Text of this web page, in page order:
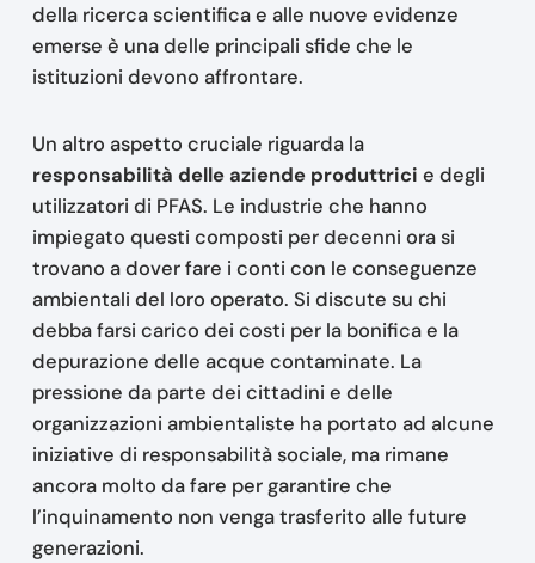
della ricerca scientifica e alle nuove evidenze
emerse è una delle principali sfide che le
istituzioni devono affrontare.
Un altro aspetto cruciale riguarda la
responsabilità delle aziende produttrici e degli
utilizzatori di PFAS. Le industrie che hanno
impiegato questi composti per decenni ora si
trovano a dover fare i conti con le conseguenze
ambientali del loro operato. Si discute su chi
debba farsi carico dei costi per la bonifica e la
depurazione delle acque contaminate. La
pressione da parte dei cittadini e delle
organizzazioni ambientaliste ha portato ad alcune
iniziative di responsabilità sociale, ma rimane
ancora molto da fare per garantire che
l’inquinamento non venga trasferito alle future
generazioni.